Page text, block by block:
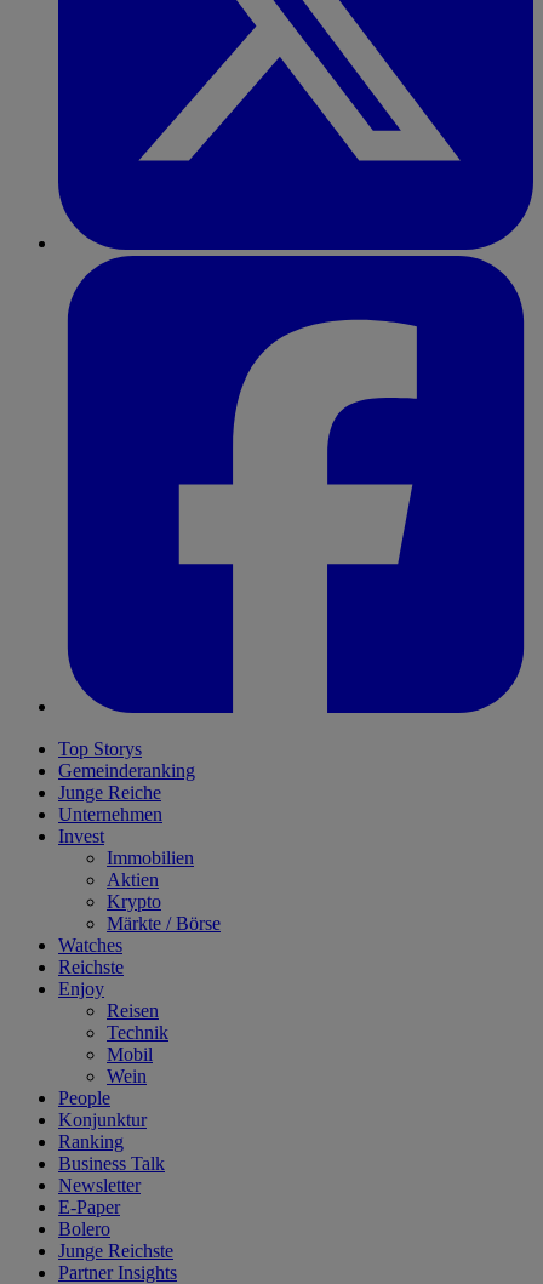
Top Storys
Gemeinderanking
Junge Reiche
Unternehmen
Invest
Immobilien
Aktien
Krypto
Märkte / Börse
Watches
Reichste
Enjoy
Reisen
Technik
Mobil
Wein
People
Konjunktur
Ranking
Business Talk
Newsletter
E-Paper
Bolero
Junge Reichste
Partner Insights